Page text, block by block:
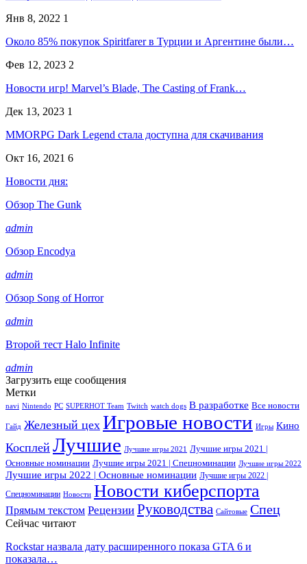
Янв 8, 2022 1
Около 85% покупок Spiritfarer в Турции и Аргентине были…
Фев 12, 2023 2
Новости игр! Marvel’s Blade, The Casting of Frank…
Дек 13, 2023 1
MMORPG Dark Legend стала доступна для скачивания
Окт 16, 2021 6
Новости дня:
Обзор The Gunk
admin
Обзор Encodya
admin
Обзор Song of Horror
admin
Второй тест Halo Infinite
admin
Загрузить еще сообщения
Метки
navi Nintendo PC SUPERHOT Team Twitch watch dogs В разработке Все новости
Гайд Железный цех Игровые новости Игры Кино
Косплей Лучшие Лучшие игры 2021
Лучшие игры 2021 |
Основные номинации Лучшие игры 2021 | Спецноминации Лучшие игры 2022
Лучшие игры 2022 | Основные номинации Лучшие игры 2022 |
Спецноминации Новости Новости киберспорта
Прямым текстом Рецензии Руководства Сайтовые Спец
Сейчас читают
Rockstar назвала дату расширенного показа GTA 6 и
показала…